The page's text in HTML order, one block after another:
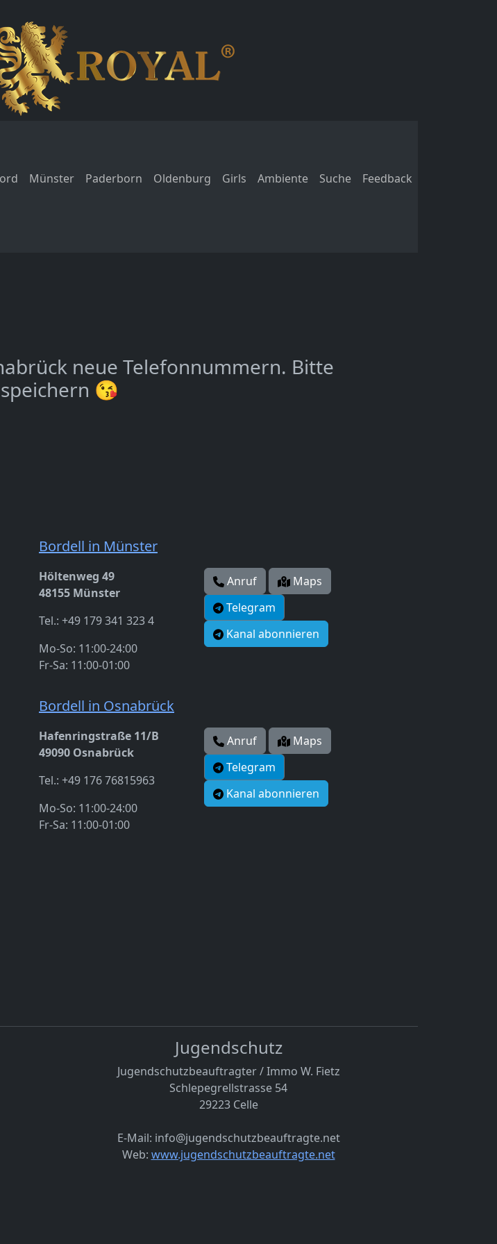
Münster Paderborn Oldenburg Girls Ambiente Suche Feedback
neue Telefonnummern. Bitte
😘
Bordell in Münster
Höltenweg 49
48155 Münster
Tel.: +49 179 341 323 4
Mo-So: 11:00-24:00
Fr-Sa: 11:00-01:00
Anruf
Maps
Telegram
Kanal abonnieren
Bordell in Osnabrück
Hafenringstraße 11/B
49090 Osnabrück
Tel.: +49 176 76815963
Mo-So: 11:00-24:00
Fr-Sa: 11:00-01:00
Anruf
Maps
Telegram
Kanal abonnieren
Jugendschutz
Jugendschutzbeauftragter / Immo W. Fietz
Schlepegrellstrasse 54
29223 Celle
E-Mail: info@jugendschutzbeauftragte.net
Web: www.jugendschutzbeauftragte.net